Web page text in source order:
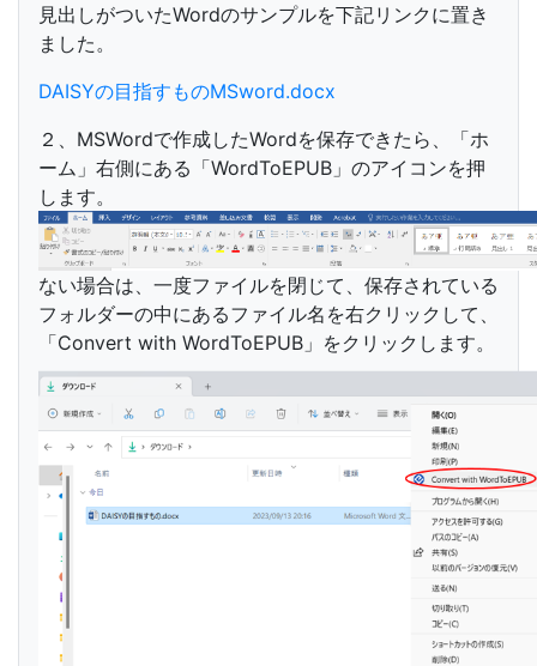
見出しがついたWordのサンプルを下記リンクに置き
ました。
DAISYの目指すものMSword.docx
２、MSWordで作成したWordを保存できたら、「ホ
ーム」右側にある「WordToEPUB」のアイコンを押
します。
ない場合は、一度ファイルを閉じて、保存されている
フォルダーの中にあるファイル名を右クリックして、
「Convert with WordToEPUB」をクリックします。